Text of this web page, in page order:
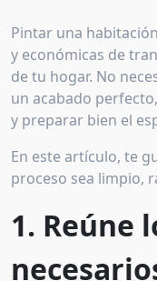
Pintar una
y económicas de
de tu hogar. No
un acabado
y preparar bien el
En este artículo, te
proceso sea limpio,
1. Reúne